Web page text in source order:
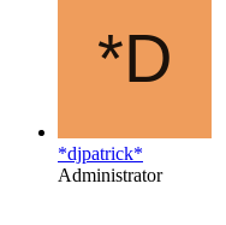
*djpatrick*
Administrator